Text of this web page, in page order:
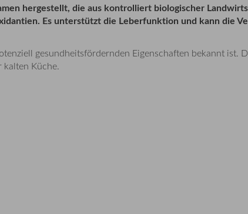
hergestellt, die aus kontrolliert biologischer
Es unterstützt die Leberfunktion und kann die
gesundheitsfördernden Eigenschaften bekannt ist.
kalten Küche.